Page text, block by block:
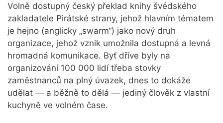
Volně dostupný český překlad knihy švédského
zakladatele Pirátské strany, jehož hlavním tématem
je hejno (anglicky „swarm“) jako nový druh
organizace, jehož vznik umožnila dostupná a levná
hromadná komunikace. Byť dříve byly na
organizování 100 000 lidí třeba stovky
zaměstnanců na plný úvazek, dnes to dokáže
udělat — a běžně to dělá — jediný člověk z vlastní
kuchyně ve volném čase.